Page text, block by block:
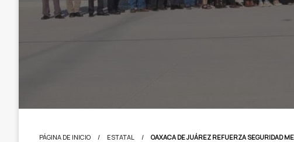
PÁGINA DE INICIO ESTATAL OAXACA DE JUÁREZ REFUERZA SEGURIDAD